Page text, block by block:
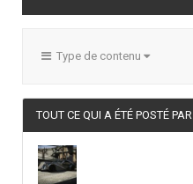
Type de contenu
TOUT CE QUI A ÉTÉ POSTÉ